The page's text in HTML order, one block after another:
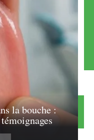
la bouche :
Lire la suite
Découvr
ir le
meilleur
probioti